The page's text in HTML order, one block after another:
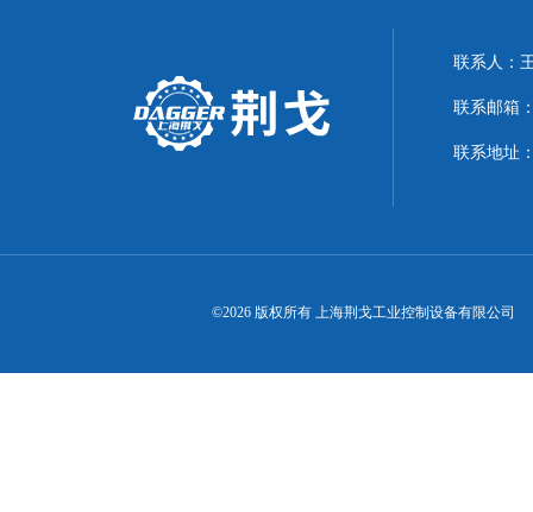
联系人：
联系邮箱
联系地址
©2026 版权所有 上海荆戈工业控制设备有限公司